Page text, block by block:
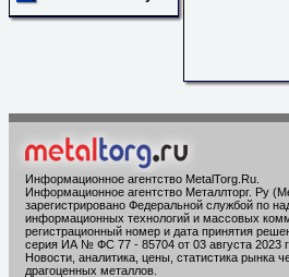
Информационное агентство MetalTorg.Ru
Информационное агентство Металлторг. Ру
зарегистрировано Федеральной службой по
информационных технологий и массовых
регистрационный номер и дата принятия
серия ИА № ФС 77 - 85704 от 03 августа 2023 г.
Новости, аналитика, цены, статистика рынка
драгоценных металлов.